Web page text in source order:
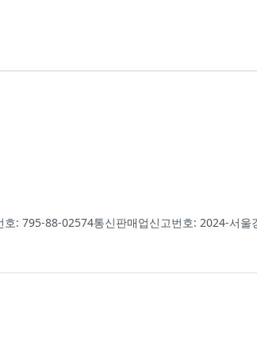
호: 795-88-02574통신판매업신고번호: 2024-서울